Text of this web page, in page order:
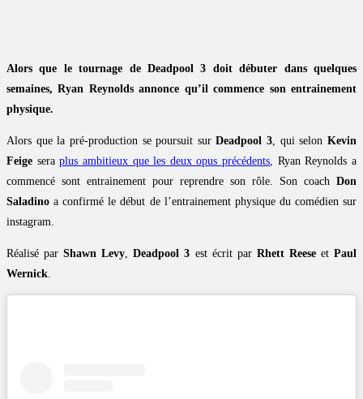
Alors que le tournage de Deadpool 3 doit débuter dans quelques
semaines, Ryan Reynolds annonce qu’il commence son entrainement
physique.
Alors que la pré-production se poursuit surDeadpool 3, qui selonKevin
Feige seraplus ambitieux que les deux opus précédents, Ryan Reynolds a
commencé sont entrainement pour reprendre son rôle. Son coach Don
Saladino a confirmé le début de l’entrainement physique du comédien sur
instagram.
Réalisé parShawn Levy,Deadpool 3 est écrit par Rhett ReeseetPaul
Wernick.